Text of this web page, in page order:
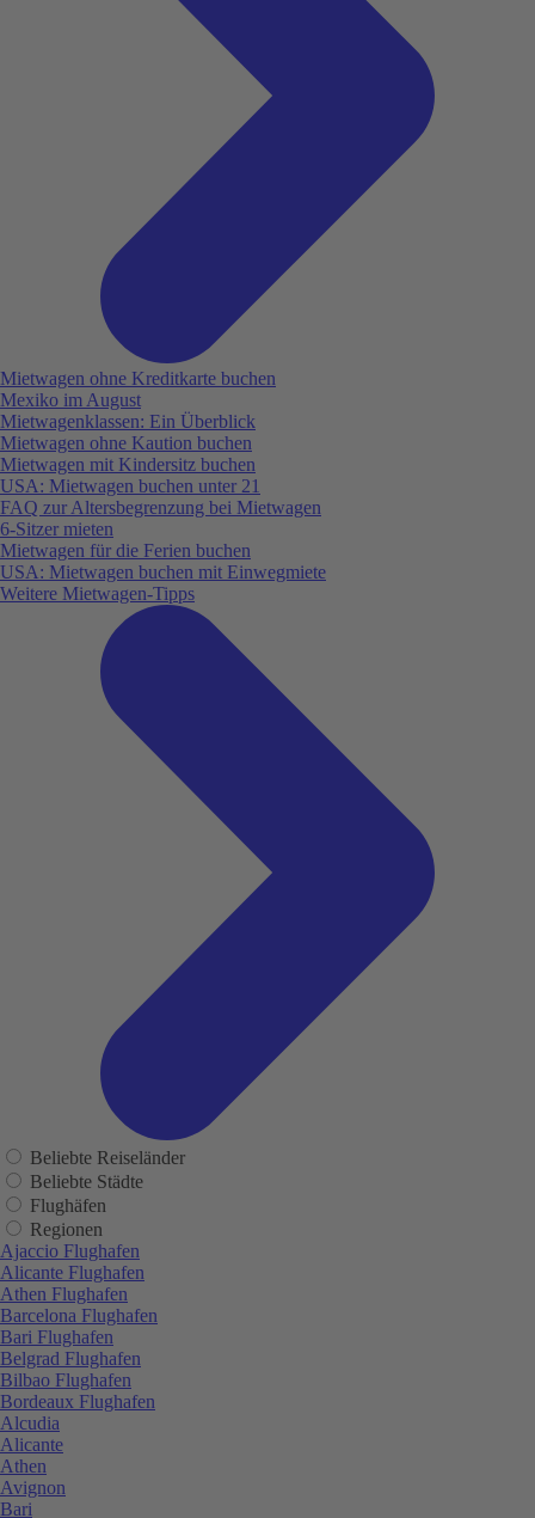
Mietwagen ohne Kreditkarte buchen
Mexiko im August
Mietwagenklassen: Ein Überblick
Mietwagen ohne Kaution buchen
Mietwagen mit Kindersitz buchen
USA: Mietwagen buchen unter 21
FAQ zur Altersbegrenzung bei Mietwagen
6-Sitzer mieten
Mietwagen für die Ferien buchen
USA: Mietwagen buchen mit Einwegmiete
Weitere Mietwagen-Tipps
Beliebte Reiseländer
Beliebte Städte
Flughäfen
Regionen
Ajaccio Flughafen
Alicante Flughafen
Athen Flughafen
Barcelona Flughafen
Bari Flughafen
Belgrad Flughafen
Bilbao Flughafen
Bordeaux Flughafen
Alcudia
Alicante
Athen
Avignon
Bari